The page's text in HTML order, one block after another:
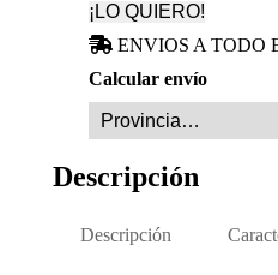
Cocina
6"
Acero
Inoxidable
015AP15
cantidad
¡LO QUIERO!
ENVIOS A TODO
Calcular envío
Descripción
Descripción